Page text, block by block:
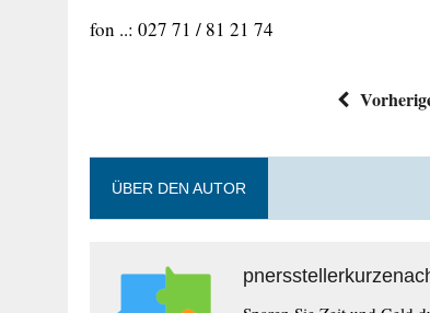
fon ..: 027 71 / 81 21 74
ÜBER DEN AUTOR